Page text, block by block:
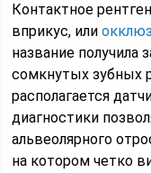
Контактное
вприкус, или
название получила
сомкнутых зубных
располагается
диагностики
альвеолярного
на котором четко